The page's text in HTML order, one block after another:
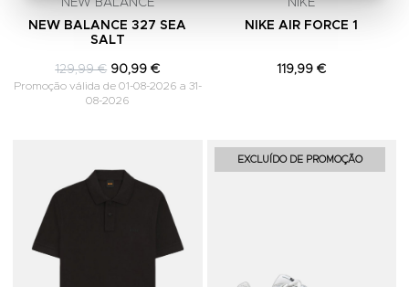
NEW BALANCE
NEW BALANCE 327 SEA
SALT
129,99 € 90,99 €
Promoção válida de 01-08-2026 a 31-
08-2026
NIKE
NIKE AIR FORCE 1
119,99 €
Adicionar aos Favoritos
EXCLUÍDO DE PROMOÇÃO